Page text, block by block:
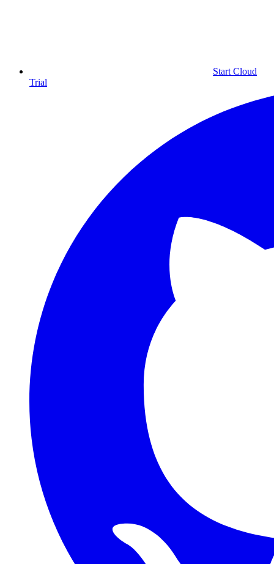
Start Cloud
Trial